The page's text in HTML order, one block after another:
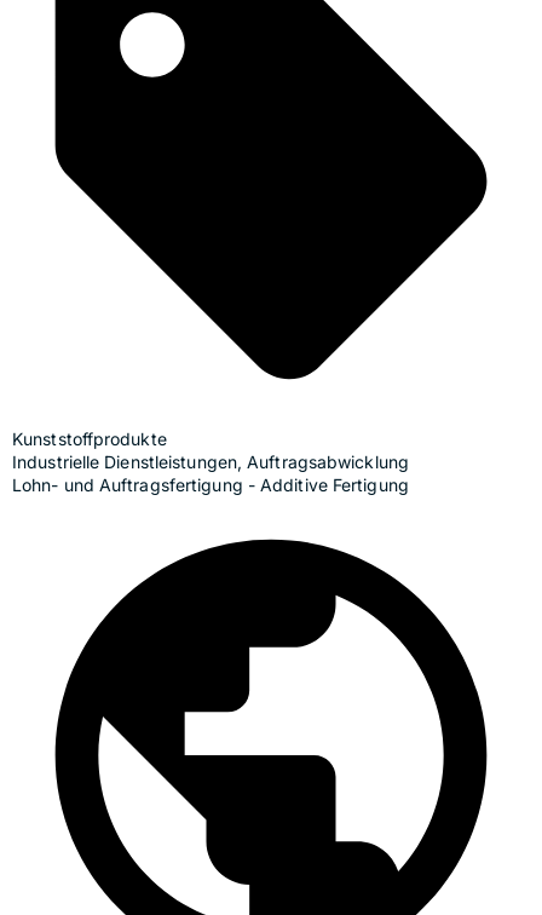
Kunststoffprodukte
Industrielle Dienstleistungen, Auftragsabwicklung
Lohn- und Auftragsfertigung - Additive Fertigung